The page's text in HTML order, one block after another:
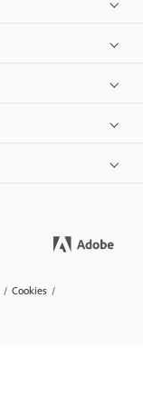
/ Cookies /